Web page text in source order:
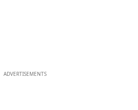
ADVERTISEMENTS